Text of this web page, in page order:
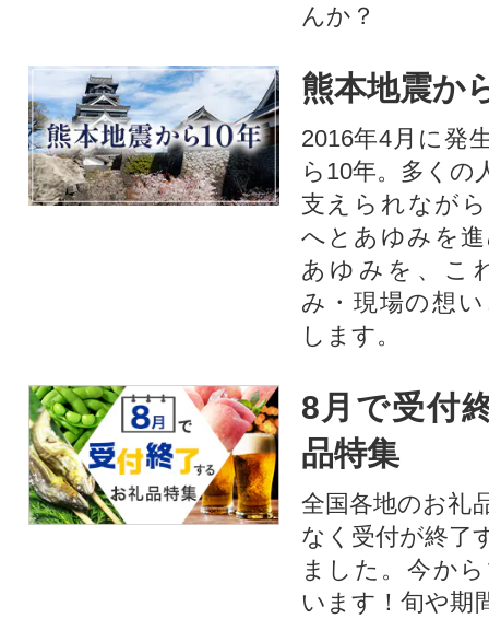
んか？
熊本地震か
2016年4月に発
ら10年。多くの
支えられなが
へとあゆみを
あゆみを、こ
み・現場の想
します。
8月で受付
品特集
全国各地のお礼
なく受付が終了
ました。今か
います！旬や期